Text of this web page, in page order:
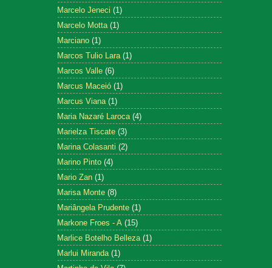
Marcelo Jeneci (1)
Marcelo Motta (1)
Marciano (1)
Marcos Tulio Lara (1)
Marcos Valle (6)
Marcus Maceió (1)
Marcus Viana (1)
Maria Nazaré Laroca (4)
Marielza Tiscate (3)
Marina Colasanti (2)
Marino Pinto (4)
Mario Zan (1)
Marisa Monte (8)
Mariângela Prudente (1)
Markone Froes - A (15)
Marlice Botelho Belleza (1)
Marlui Miranda (1)